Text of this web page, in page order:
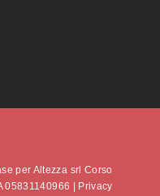
per Altezza srl Corso
05831140966 |
Privacy